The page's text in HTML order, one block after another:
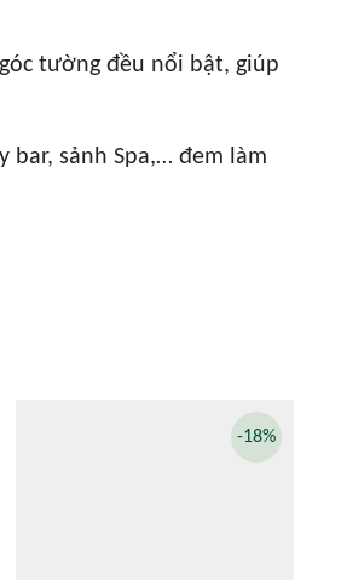
tường đều nổi bật, giúp
bar, sảnh Spa,… đem làm
-18%